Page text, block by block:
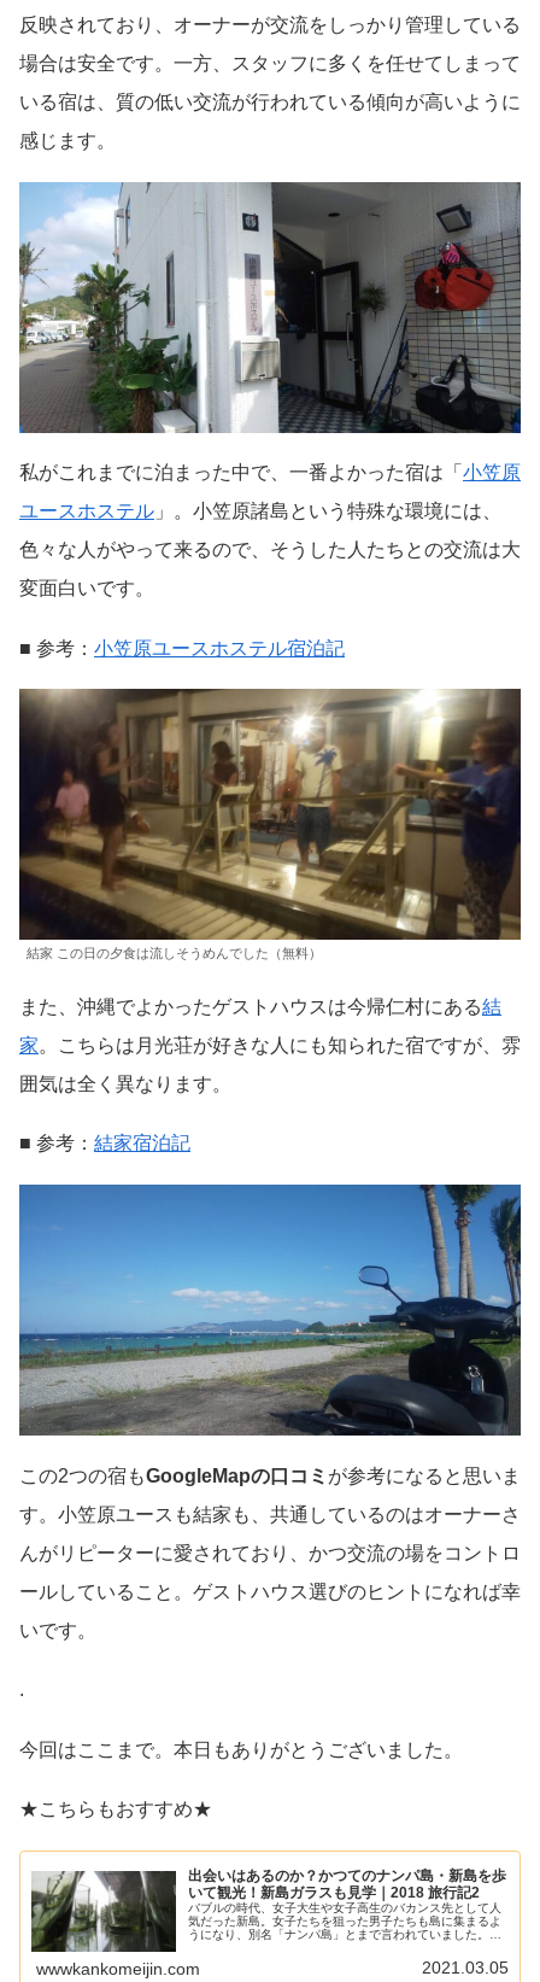
反映されており、オーナーが交流をしっかり管理している
場合は安全です。一方、スタッフに多くを任せてしまって
いる宿は、質の低い交流が行われている傾向が高いように
感じます。
私がこれまでに泊まった中で、一番よかった宿は「 小笠原
ユースホステル 」。小笠原諸島という特殊な環境には、
色々な人がやって来るので、そうした人たちとの交流は大
変面白いです。
■ 参考： 小笠原ユースホステル宿泊記
結家 この日の夕食は流しそうめんでした（無料）
また、沖縄でよかったゲストハウスは今帰仁村にある結
家。こちらは月光荘が好きな人にも知られた宿ですが、雰
囲気は全く異なります。
■ 参考： 結家宿泊記
この2つの宿もGoogleMapの口コミ が参考になると思いま
す。小笠原ユースも結家も、共通しているのはオーナーさ
んがリピーターに愛されており、かつ交流の場をコントロ
ールしていること。ゲストハウス選びのヒントになれば幸
いです。
.
今回はここまで。本日もありがとうございました。
★こちらもおすすめ★
出会いはあるのか？かつてのナンパ島・新島を歩
いて観光！新島ガラスも見学｜2018 旅行記2
バブルの時代、女子大生や女子高生のバカンス先として人
気だった新島。女子たちを狙った男子たちも島に集まるよ
うになり、別名「ナンパ島」とまで言われていました。島
て観光した様子をご紹介。果たして出会いはあるのでしょ
うか。ガラスアートセンターも見学しました。
wwwkankomeijin.com 2021.03.05